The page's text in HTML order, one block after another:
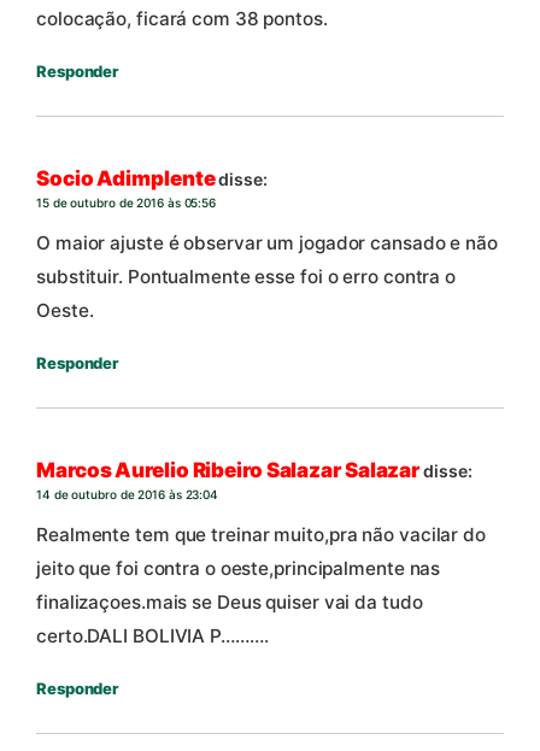
colocação, ficará com 38 pontos.
Responder
Socio Adimplentedisse:
15 de outubro de 2016 às 05:56
O maior ajuste é observar um jogador cansado e não
substituir. Pontualmente esse foi o erro contra o
Oeste.
Responder
Marcos Aurelio Ribeiro Salazar Salazardisse:
14 de outubro de 2016 às 23:04
Realmente tem que treinar muito,pra não vacilar do
jeito que foi contra o oeste,principalmente nas
finalizaçoes.mais se Deus quiser vai da tudo
certo.DALI BOLIVIA P……….
Responder